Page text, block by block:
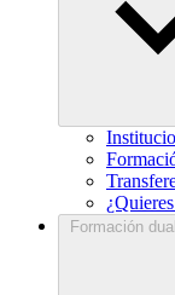
Formación